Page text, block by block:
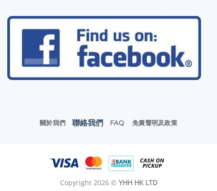
關於我們 聯絡我們 FAQ 免責聲明及政策
Copyright 2026 © YHH HK LTD